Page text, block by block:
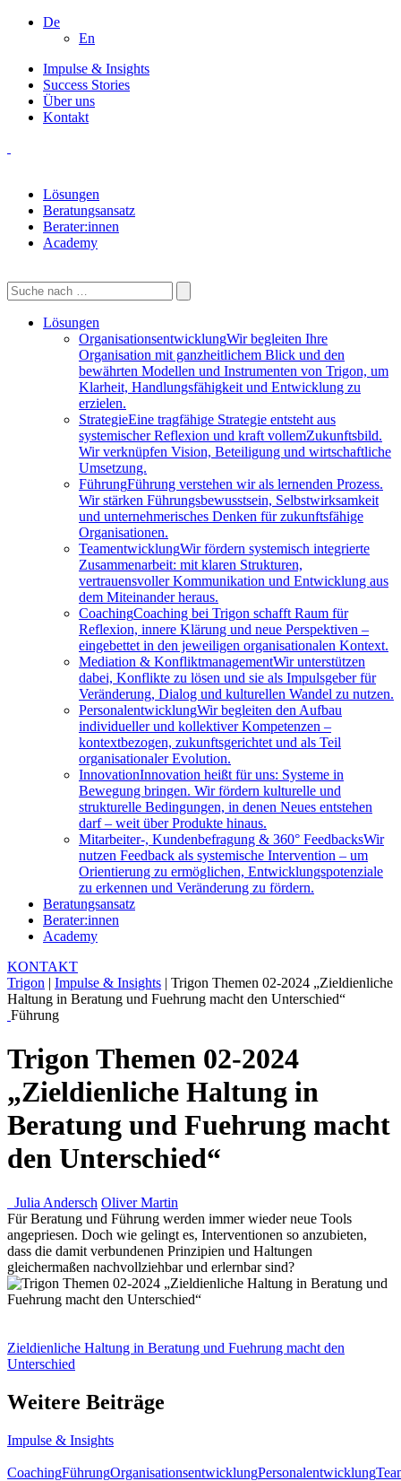
De
En
Impulse & Insights
Success Stories
Über uns
Kontakt
Lösungen
Beratungsansatz
Berater:innen
Academy
Lösungen
OrganisationsentwicklungWir begleiten Ihre
Organisation mit ganzheitlichem Blick und den
bewährten Modellen und Instrumenten von Trigon, um
Klarheit, Handlungsfähigkeit und Entwicklung zu
erzielen.
StrategieEine tragfähige Strategie entsteht aus
systemischer Reflexion und kraft vollemZukunftsbild.
Wir verknüpfen Vision, Beteiligung und wirtschaftliche
Umsetzung.
FührungFührung verstehen wir als lernenden Prozess.
Wir stärken Führungsbewusstsein, Selbstwirksamkeit
und unternehmerisches Denken für zukunftsfähige
Organisationen.
TeamentwicklungWir fördern systemisch integrierte
Zusammenarbeit: mit klaren Strukturen,
vertrauensvoller Kommunikation und Entwicklung aus
dem Miteinander heraus.
CoachingCoaching bei Trigon schafft Raum für
Reflexion, innere Klärung und neue Perspektiven –
eingebettet in den jeweiligen organisationalen Kontext.
Mediation & KonfliktmanagementWir unterstützen
dabei, Konflikte zu lösen und sie als Impulsgeber für
Veränderung, Dialog und kulturellen Wandel zu nutzen.
PersonalentwicklungWir begleiten den Aufbau
individueller und kollektiver Kompetenzen –
kontextbezogen, zukunftsgerichtet und als Teil
organisationaler Evolution.
InnovationInnovation heißt für uns: Systeme in
Bewegung bringen. Wir fördern kulturelle und
strukturelle Bedingungen, in denen Neues entstehen
darf – weit über Produkte hinaus.
Mitarbeiter-, Kundenbefragung & 360° FeedbacksWir
nutzen Feedback als systemische Intervention – um
Orientierung zu ermöglichen, Entwicklungspotenziale
zu erkennen und Veränderung zu fördern.
Beratungsansatz
Berater:innen
Academy
KONTAKT
Trigon | Impulse & Insights | Trigon Themen 02-2024 „Zieldienliche
Haltung in Beratung und Fuehrung macht den Unterschied“
Führung
Trigon Themen 02-2024
„Zieldienliche Haltung in
Beratung und Fuehrung macht
den Unterschied“
Julia Andersch Oliver Martin
Für Beratung und Führung werden immer wieder neue Tools
angepriesen. Doch wie gelingt es, Interventionen so anzubieten,
dass die damit verbundenen Prinzipien und Haltungen
gleichermaßen nachvollziehbar und erlernbar sind?
Zieldienliche Haltung in Beratung und Fuehrung macht den
Unterschied
Weitere Beiträge
Impulse & Insights
CoachingFührungOrganisationsentwicklungPersonalentwicklung